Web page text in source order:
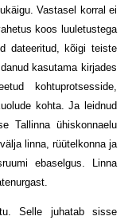
Vastasel korral ei
koos luuletustega
dateeritud, kõigi teiste
kasutama kirjades
kohtuprotsesside,
kohta. Ja leidnud
Tallinna ühiskonnaelu
linna, rüütelkonna ja
ebaselgus. Linna
Selle juhatab sisse